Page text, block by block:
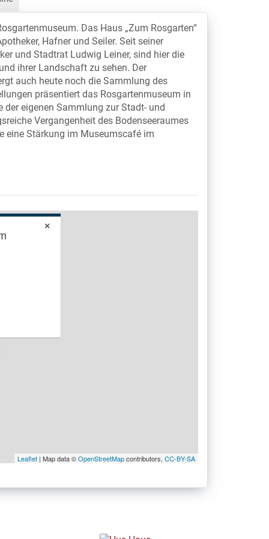
Das Haus „Zum Rosgarten“
Hafner und Seiler. Seit seiner
und Stadtrat Ludwig Leiner, sind hier die
ihrer Landschaft zu sehen. Der
auch heute noch die Sammlung des
präsentiert das Rosgartenmuseum in
eigenen Sammlung zur Stadt- und
Vergangenheit des Bodenseeraumes
eine Stärkung im Museumscafé im
×
Leaflet | Map data ©OpenStreetMapcontributors, CC-BY-SA